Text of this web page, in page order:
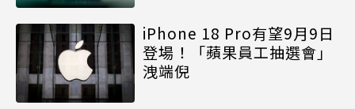
iPhone 18 Pro有望9月9日
登場！「蘋果員工抽選會」
洩端倪